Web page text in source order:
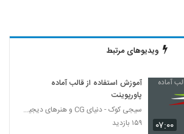
ویدیوهای مرتبط
۰۷:۰۰
آموزش استفاده از قالب آماده
پاورپوینت
سیجی کوک - دنیای CG و هنرهای دیجیتال
۱۵۹ بازدید